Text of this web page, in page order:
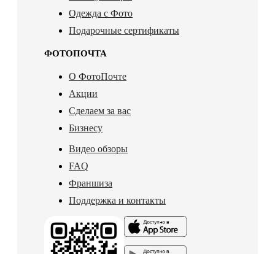
Одежда с Фото
Подарочные сертификаты
ФОТОПОЧТА
О ФотоПочте
Акции
Сделаем за вас
Бизнесу
Видео обзоры
FAQ
Франшиза
Поддержка и контакты